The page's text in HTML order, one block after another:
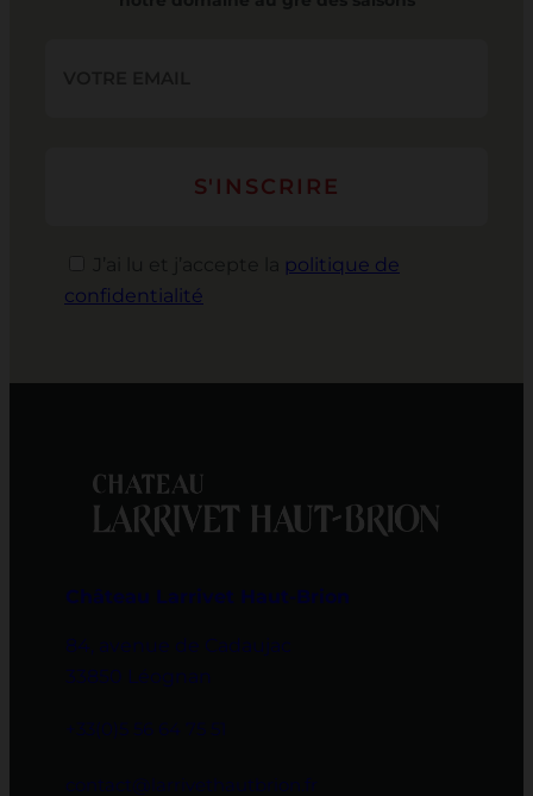
politique de
confidentialité
Château Larrivet Haut-Brion
84, avenue de Cadaujac
33850 Léognan
+33(0)5 56 64 75 51
contact@larrivethautbrion.fr